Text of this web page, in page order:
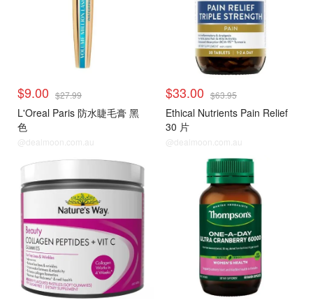
$9.00 $27.99
L'Oreal Paris 防水睫毛膏 黑
色
@dealmoon.com.au
$33.00 $63.95
Ethical Nutrients Pain Relief
30 片
@dealmoon.com.au